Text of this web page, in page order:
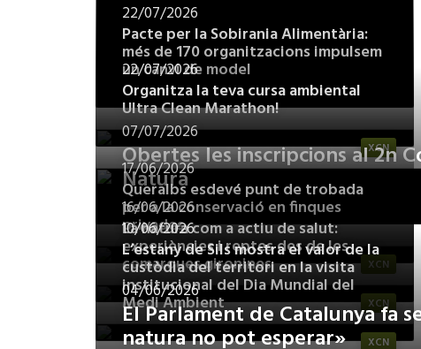
22/07/2026
Pacte per la Sobirania Alimentària:
més de 170 organitzacions impulsem
un canvi de model
22/07/2026
Organitza la teva cursa ambiental
Ultra Clean Marathon!
XCN
07/07/2026
Obertes les inscripcions al 2n
Natura
17/06/2026
Queralbs esdevé punt de trobada
per a la conservació en finques
privades
XCN
16/06/2026
La natura com a actiu de salut:
experiències i reptes des de les
comarques gironines
XCN
10/06/2026
L’estany de Sils mostra el valor de la
custòdia del territori en la visita
institucional del Dia Mundial del
Medi Ambient
XCN
04/06/2026
El Parlament de Catalunya fa
natura no pot esperar»